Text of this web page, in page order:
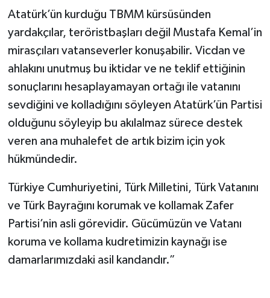
Atatürk’ün kurduğu TBMM kürsüsünden
yardakçılar, teröristbaşları değil Mustafa Kemal’in
mirasçıları vatanseverler konuşabilir. Vicdan ve
ahlakını unutmuş bu iktidar ve ne teklif ettiğinin
sonuçlarını hesaplayamayan ortağı ile vatanını
sevdiğini ve kolladığını söyleyen Atatürk’ün Partisi
olduğunu söyleyip bu akılalmaz sürece destek
veren ana muhalefet de artık bizim için yok
hükmündedir.
Türkiye Cumhuriyetini, Türk Milletini, Türk Vatanını
ve Türk Bayrağını korumak ve kollamak Zafer
Partisi’nin asli görevidir. Gücümüzün ve Vatanı
koruma ve kollama kudretimizin kaynağı ise
damarlarımızdaki asil kandandır.”